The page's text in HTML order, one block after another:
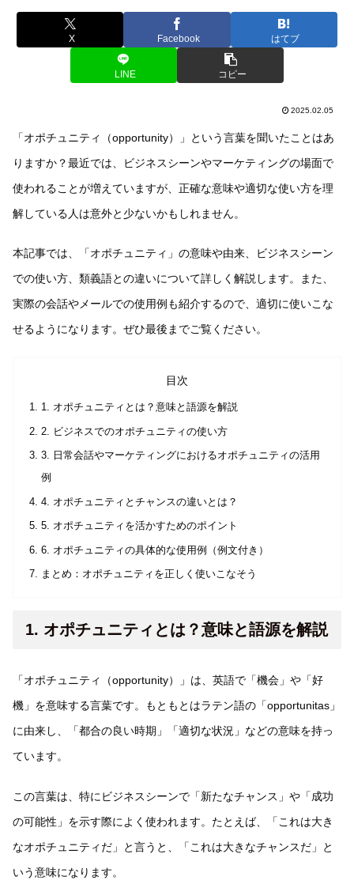
X Facebook はてブ
LINE コピー
2025.02.05
「オポチュニティ（opportunity）」という言葉を聞いたことはあ
りますか？最近では、ビジネスシーンやマーケティングの場面で
使われることが増えていますが、正確な意味や適切な使い方を理
解している人は意外と少ないかもしれません。
本記事では、「オポチュニティ」の意味や由来、ビジネスシーン
での使い方、類義語との違いについて詳しく解説します。また、
実際の会話やメールでの使用例も紹介するので、適切に使いこな
せるようになります。ぜひ最後までご覧ください。
目次
1. オポチュニティとは？意味と語源を解説
2. ビジネスでのオポチュニティの使い方
3. 日常会話やマーケティングにおけるオポチュニティの活用
例
4. オポチュニティとチャンスの違いとは？
5. オポチュニティを活かすためのポイント
6. オポチュニティの具体的な使用例（例文付き）
まとめ：オポチュニティを正しく使いこなそう
1. オポチュニティとは？意味と語源を解説
「オポチュニティ（opportunity）」は、英語で「機会」や「好
機」を意味する言葉です。もともとはラテン語の「opportunitas」
に由来し、「都合の良い時期」「適切な状況」などの意味を持っ
ています。
この言葉は、特にビジネスシーンで「新たなチャンス」や「成功
の可能性」を示す際によく使われます。たとえば、「これは大き
なオポチュニティだ」と言うと、「これは大きなチャンスだ」と
いう意味になります。